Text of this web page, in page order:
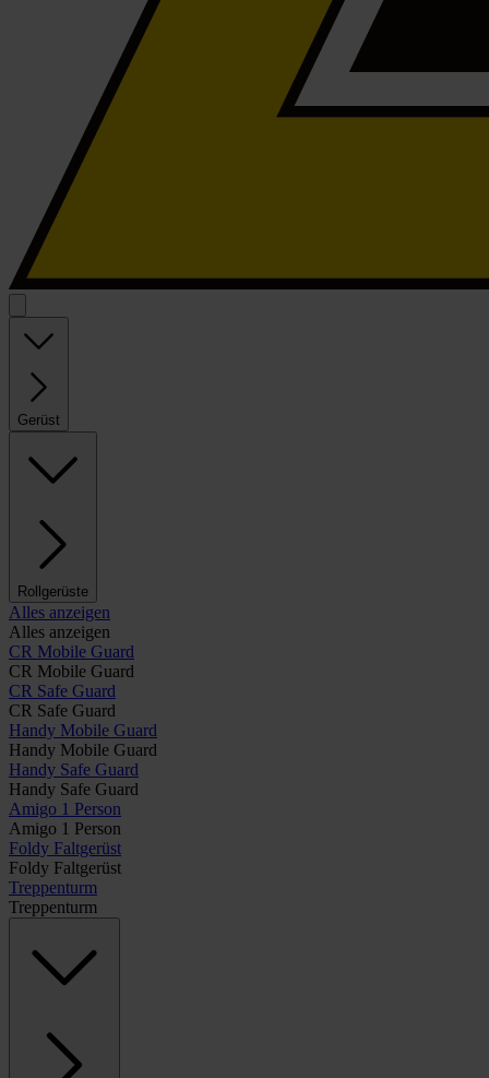
Gerüst
Rollgerüste
Alles anzeigen
Alles anzeigen
CR Mobile Guard
CR Mobile Guard
CR Safe Guard
CR Safe Guard
Handy Mobile Guard
Handy Mobile Guard
Handy Safe Guard
Handy Safe Guard
Amigo 1 Person
Amigo 1 Person
Foldy Faltgerüst
Foldy Faltgerüst
Treppenturm
Treppenturm